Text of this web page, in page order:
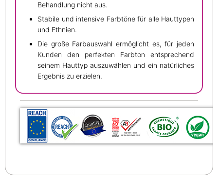
Behandlung nicht aus.
Stabile und intensive Farbtöne für alle Hauttypen
und Ethnien.
Die große Farbauswahl ermöglicht es, für jeden
Kunden den perfekten Farbton entsprechend
seinem Hauttyp auszuwählen und ein natürliches
Ergebnis zu erzielen.